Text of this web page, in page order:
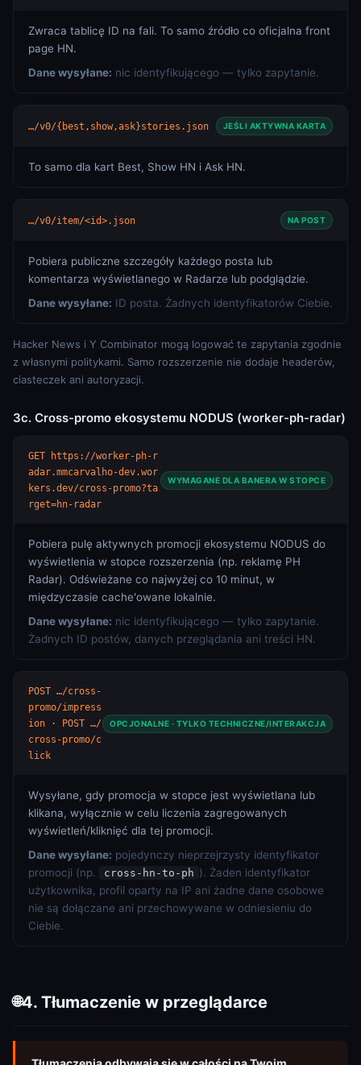
Zwraca tablicę ID na fali. To samo źródło co oficjalna front
page HN.
Dane wysyłane: nic identyfikującego — tylko zapytanie.
…/v0/{best,show,ask}stories.json JEŚLI AKTYWNA KARTA
To samo dla kart Best, Show HN i Ask HN.
…/v0/item/<id>.json NA POST
Pobiera publiczne szczegóły każdego posta lub
komentarza wyświetlanego w Radarze lub podglądzie.
Dane wysyłane: ID posta. Żadnych identyfikatorów Ciebie.
Hacker News i Y Combinator mogą logować te zapytania zgodnie
z własnymi politykami. Samo rozszerzenie nie dodaje headerów,
ciasteczek ani autoryzacji.
3c. Cross-promo ekosystemu NODUS (worker-ph-radar)
GET https://worker-ph-r
adar.mmcarvalho-dev.wor
kers.dev/cross-promo?ta
rget=hn-radar
WYMAGANE DLA BANERA W STOPCE
Pobiera pulę aktywnych promocji ekosystemu NODUS do
wyświetlenia w stopce rozszerzenia (np. reklamę PH
Radar). Odświeżane co najwyżej co 10 minut, w
międzyczasie cache'owane lokalnie.
Dane wysyłane: nic identyfikującego — tylko zapytanie.
Żadnych ID postów, danych przeglądania ani treści HN.
POST …/cross-
promo/impress
ion · POST …/
cross-promo/c
lick
OPCJONALNE · TYLKO TECHNICZNE/INTERAKCJA
Wysyłane, gdy promocja w stopce jest wyświetlana lub
klikana, wyłącznie w celu liczenia zagregowanych
wyświetleń/kliknięć dla tej promocji.
Dane wysyłane: pojedynczy nieprzejrzysty identyfikator
promocji (np.
cross-hn-to-ph ). Żaden identyfikator
użytkownika, profil oparty na IP ani żadne dane osobowe
nie są dołączane ani przechowywane w odniesieniu do
Ciebie.
🌐4. Tłumaczenie w przeglądarce